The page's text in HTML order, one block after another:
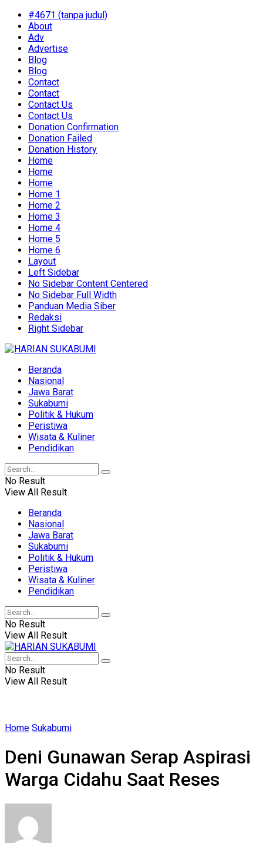
#4671 (tanpa judul)
About
Adv
Advertise
Blog
Blog
Contact
Contact
Contact Us
Contact Us
Donation Confirmation
Donation Failed
Donation History
Home
Home
Home
Home 1
Home 2
Home 3
Home 4
Home 5
Home 6
Layout
Left Sidebar
No Sidebar Content Centered
No Sidebar Full Width
Panduan Media Siber
Redaksi
Right Sidebar
Beranda
Nasional
Jawa Barat
Sukabumi
Politik & Hukum
Peristiwa
Wisata & Kuliner
Pendidikan
No Result
View All Result
Beranda
Nasional
Jawa Barat
Sukabumi
Politik & Hukum
Peristiwa
Wisata & Kuliner
Pendidikan
No Result
View All Result
No Result
View All Result
Home Sukabumi
Deni Gunawan Serap Aspirasi
Warga Cidahu Saat Reses